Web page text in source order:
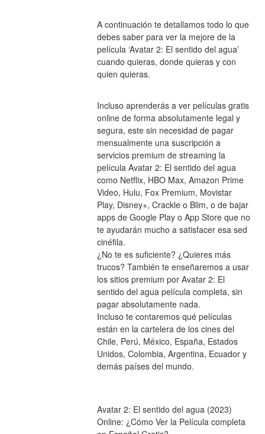
A continuación te detallamos todo lo que
debes saber para ver la mejore de la
película ‘Avatar 2: El sentido del agua’
cuando quieras, donde quieras y con
quien quieras.
Incluso aprenderás a ver películas gratis
online de forma absolutamente legal y
segura, este sin necesidad de pagar
mensualmente una suscripción a
servicios premium de streaming la
película Avatar 2: El sentido del agua
como Netflix, HBO Max, Amazon Prime
Video, Hulu, Fox Premium, Movistar
Play, Disney+, Crackle o Blim, o de bajar
apps de Google Play o App Store que no
te ayudarán mucho a satisfacer esa sed
cinéfila.
¿No te es suficiente? ¿Quieres más
trucos? También te enseñaremos a usar
los sitios premium por Avatar 2: El
sentido del agua película completa, sin
pagar absolutamente nada.
Incluso te contaremos qué películas
están en la cartelera de los cines del
Chile, Perú, México, España, Estados
Unidos, Colombia, Argentina, Ecuador y
demás países del mundo.
Avatar 2: El sentido del agua (2023)
Online: ¿Cómo Ver la Película completa